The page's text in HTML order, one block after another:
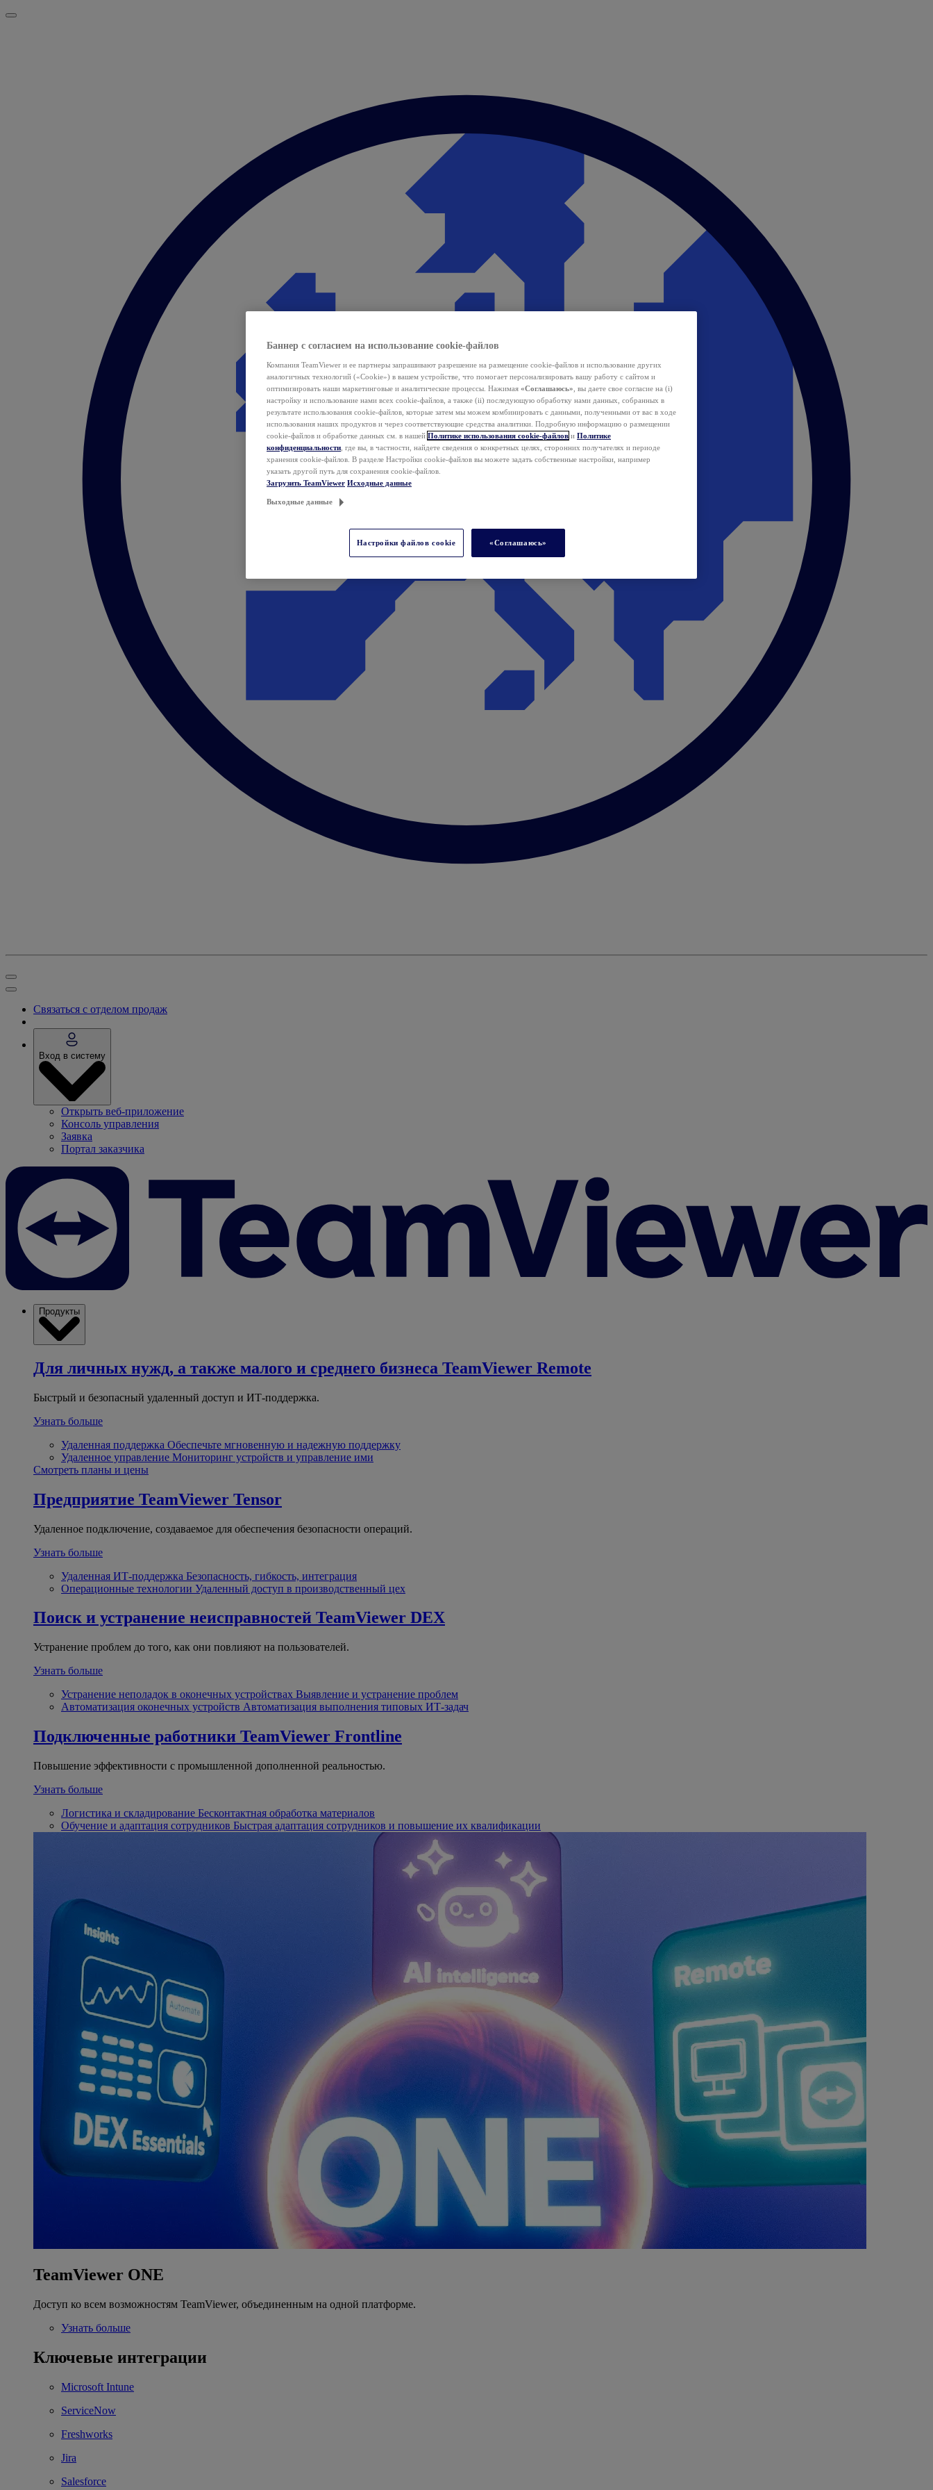
Связаться с отделом продаж
Вход в систему
Открыть веб-приложение
Консоль управления
Заявка
Портал заказчика
Продукты
Для личных нужд, а также малого и среднего бизнеса TeamViewer Remote
Быстрый и безопасный удаленный доступ и ИТ-поддержка.
Узнать больше
Удаленная поддержка Обеспечьте мгновенную и надежную поддержку
Удаленное управление Мониторинг устройств и управление ими
Смотреть планы и цены
Предприятие TeamViewer Tensor
Удаленное подключение, создаваемое для обеспечения безопасности операций.
Узнать больше
Удаленная ИТ-поддержка Безопасность, гибкость, интеграция
Операционные технологии Удаленный доступ в производственный цех
Поиск и устранение неисправностей TeamViewer DEX
Устранение проблем до того, как они повлияют на пользователей.
Узнать больше
Устранение неполадок в оконечных устройствах Выявление и устранение проблем
Автоматизация оконечных устройств Автоматизация выполнения типовых ИТ-задач
Подключенные работники TeamViewer Frontline
Повышение эффективности с промышленной дополненной реальностью.
Узнать больше
Логистика и складирование Бесконтактная обработка материалов
Обучение и адаптация сотрудников Быстрая адаптация сотрудников и повышение их квалификации
TeamViewer ONE
Доступ ко всем возможностям TeamViewer, объединенным на одной платформе.
Узнать больше
Ключевые интеграции
Microsoft Intune
ServiceNow
Freshworks
Jira
Salesforce
Баннер с согласием на использование cookie-файлов
Компания TeamViewer и ее партнеры запрашивают разрешение на размещение cookie-файлов и использование других
аналогичных технологий («Cookie») в вашем устройстве, что помогает персонализировать вашу работу с сайтом и
оптимизировать наши маркетинговые и аналитические процессы. Нажимая «Соглашаюсь» , вы даете свое согласие на (i)
настройку и использование нами всех cookie-файлов, а также (ii) последующую обработку нами данных, собранных в
результате использования cookie-файлов, которые затем мы можем комбинировать с данными, полученными от вас в ходе
использования наших продуктов и через соответствующие средства аналитики. Подробную информацию о размещении
cookie-файлов и обработке данных см. в нашей Политике использования cookie-файлов и Политике
конфиденциальности , где вы, в частности, найдете сведения о конкретных целях, сторонних получателях и периоде
хранения cookie-файлов. В разделе Настройки cookie-файлов вы можете задать собственные настройки, например
указать другой путь для сохранения cookie-файлов.
Загрузить TeamViewer Исходные данные
Выходные данные
Настройки файлов cookie «Соглашаюсь»